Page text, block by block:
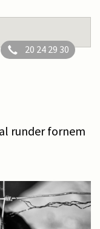
20 24 29 30
runder fornem